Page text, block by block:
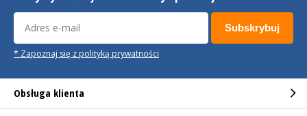
Subskrybuj
* Zapoznaj się z polityką prywatności
Obsługa klienta